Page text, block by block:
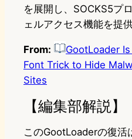
を展開し、SOCKS5プ
ェルアクセス機能を提供
From:
GootLoader
Font Trick to Hide
Sites
【編集部解説】
このGootLoaderの復活